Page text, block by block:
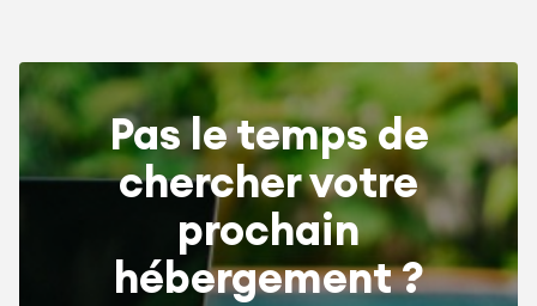
Pas le temps de
chercher votre
prochain
hébergement ?